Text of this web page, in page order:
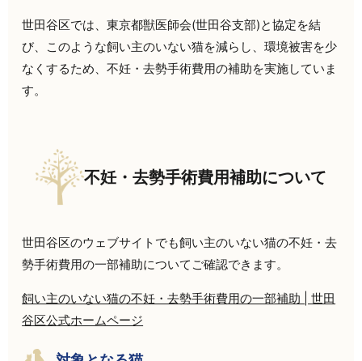
世田谷区では、東京都獣医師会(世田谷支部)と協定を結
び、このような飼い主のいない猫を減らし、環境被害を少
なくするため、不妊・去勢手術費用の補助を実施していま
す。
不妊・去勢手術費用補助について
世田谷区のウェブサイトでも飼い主のいない猫の不妊・去
勢手術費用の一部補助についてご確認できます。
飼い主のいない猫の不妊・去勢手術費用の一部補助 | 世田
谷区公式ホームページ